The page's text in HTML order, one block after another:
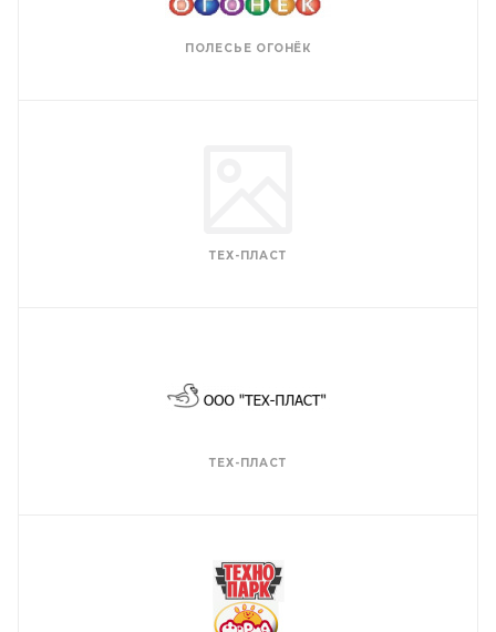
ПОЛЕСЬЕ ОГОНЁК
ТЕХ-ПЛАСТ
ТЕХ-ПЛАСТ